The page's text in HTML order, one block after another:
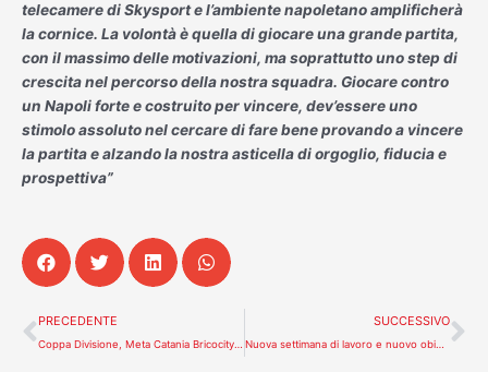
telecamere di Skysport e l’ambiente napoletano amplificherà
la cornice. La volontà è quella di giocare una grande partita,
con il massimo delle motivazioni, ma soprattutto uno step di
crescita nel percorso della nostra squadra. Giocare contro
un Napoli forte e costruito per vincere, dev’essere uno
stimolo assoluto nel cercare di fare bene provando a vincere
la partita e alzando la nostra asticella di orgoglio, fiducia e
prospettiva”
Precedente
PRECEDENTE SUCCESSIVO
Nuova settimana di lavoro e nuovo obiettivo chiamato Real S. Giuseppe